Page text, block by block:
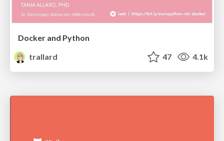
Docker and Python
trallard
47 4.1k